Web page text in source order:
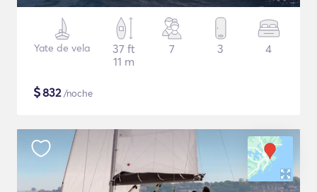
Yate de vela
37 ft
11 m
7 3 4
$832/noche